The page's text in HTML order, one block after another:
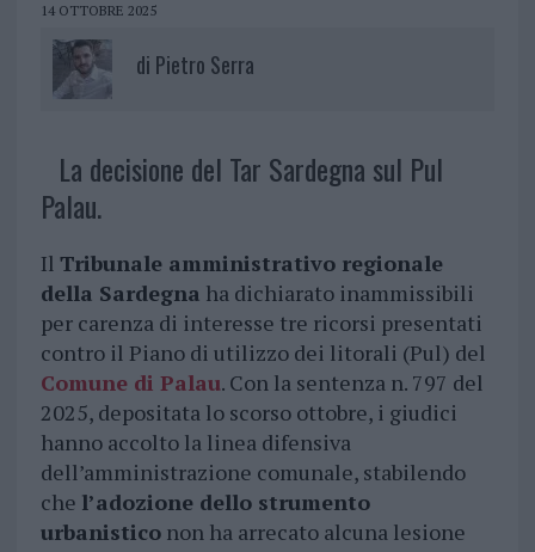
14 OTTOBRE 2025
di Pietro Serra
La decisione del Tar Sardegna sul Pul
Palau.
Il Tribunale amministrativo regionale
della Sardegna ha dichiarato inammissibili
per carenza di interesse tre ricorsi presentati
contro il Piano di utilizzo dei litorali (Pul) del
Comune di Palau. Con la sentenza n. 797 del
2025, depositata lo scorso ottobre, i giudici
hanno accolto la linea difensiva
dell’amministrazione comunale, stabilendo
che l’adozione dello strumento
urbanisticonon ha arrecato alcuna lesione